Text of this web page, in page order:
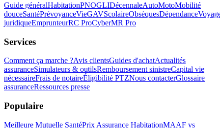
Guide généralHabitationPNOGLIDécennaleAutoMotoMobilité
douceSantéPrévoyanceVieGAVScolaireObsèquesDépendance
juridiqueEmprunteurRC ProCyberMR Pro
Services
Comment ça marche ?Avis clientsGuides d'achatActualités
assuranceSimulateurs & outilsRemboursement sinistreCapital vie
nécessaireFrais de notaireÉligibilité PTZNous contacterGlossaire
assuranceRessources presse
Populaire
Meilleure Mutuelle SantéPrix Assurance HabitationMAAF vs